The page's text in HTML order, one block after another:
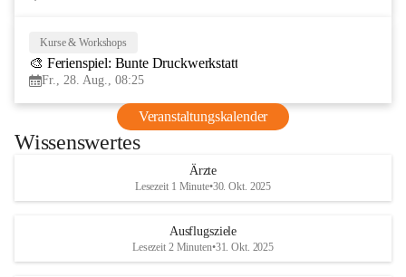
Kurse & Workshops
🎨 Ferienspiel: Bunte Druckwerkstatt
Fr., 28. Aug., 08:25
Veranstaltungskalender
Wissenswertes
Ärzte
Lesezeit 1 Minute•30. Okt. 2025
Ausflugsziele
Lesezeit 2 Minuten•31. Okt. 2025